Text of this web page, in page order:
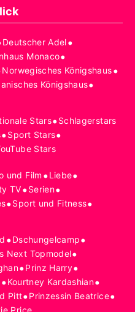
Deutscher Adel•
Monaco•
Norwegisches Königshaus•
Königshaus•
Stars•Schlagerstars
•Sport Stars•
Stars
und Film •Liebe•
TV•Serien•
•Sport und Fitness•
•Dschungelcamp•
Next Topmodel•
•Prinz Harry•
•Kourtney Kardashian•
Pitt•Prinzessin Beatrice•